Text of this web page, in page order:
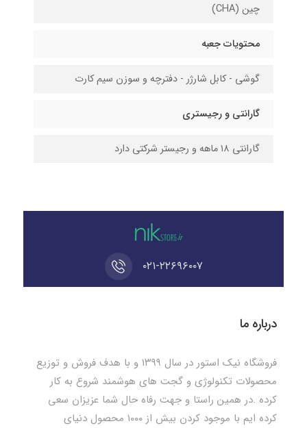
چین (CHA)
محتویات جعبه
گوشی - کابل شارژر - دفترچه و سوزن سیم کارت
گارانتی و رجیستری
گارانتی ۱۸ ماهه و رجیستر شرکتی دارد
۰۲۱-۲۲۶۹۶۰۰۷
درباره ما
فروشگاه نیک استور در سال ۱۳۹۹ و با هدف فروش و توزیع
محصولات تکنولوژی و گجت های هوشمند شروع به کار
کرده .در همین راستا و جهت رفاه حال شما عزیزان سعی
کرده ایم با موجود کردن بیش از ۱۰۰۰ محصول دنیای